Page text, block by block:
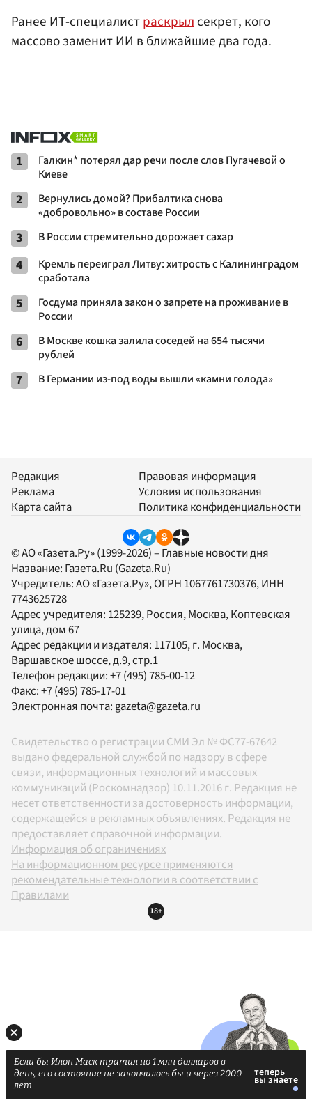
Ранее ИТ-специалистраскрылсекрет, кого
массово заменит ИИ в ближайшие два года.
1
Галкин* потерял дар речи после слов Пугачевой о
Киеве
2
Вернулись домой? Прибалтика снова
«добровольно» в составе России
3 В России стремительно дорожает сахар
4
Кремль переиграл Литву: хитрость с Калининградом
сработала
5
Госдума приняла закон о запрете на проживание в
России
6
В Москве кошка залила соседей на 654 тысячи
рублей
7 В Германии из-под воды вышли «камни голода»
Редакция
Реклама
Карта сайта
Правовая информация
Условия использования
Политика конфиденциальности
© АО «Газета.Ру» (1999-2026) – Главные новости дня
Название: Газета.Ru (Gazeta.Ru)
Учредитель:АО «Газета.Ру», ОГРН 1067761730376, ИНН
7743625728
Адрес учредителя: 125239, Россия, Москва, Коптевская
улица, дом 67
Адрес редакции и издателя: 117105, г. Москва,
Варшавское шоссе, д.9, стр.1
Телефон редакции:+7 (495) 785-00-12
Факс:+7 (495) 785-17-01
Электронная почта: gazeta@gazeta.ru
Свидетельство о регистрации СМИ Эл № ФС77-67642
выдано федеральной службой по надзору в сфере
связи, информационных технологий и массовых
коммуникаций (Роскомнадзор) 10.11.2016 г. Редакция не
несет ответственности за достоверность информации,
содержащейся в рекламных объявлениях. Редакция не
предоставляет справочной информации.
Информация об ограничениях
На информационном ресурсе применяются
рекомендательные технологии в соответствии с
Правилами
18+
Если бы Илон Маск тратил по 1 млн долларов в
день, его состояние не закончилось бы и через 2000
лет